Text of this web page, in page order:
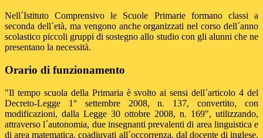
Nell´Istituto Comprensivo le Scuole Primarie formano classi a
seconda dell´età, ma vengono anche organizzati nel corso dell´anno
scolastico piccoli gruppi di sostegno allo studio con gli alunni che ne
presentano la necessità.
Orario di funzionamento
"Il tempo scuola della Primaria è svolto ai sensi dell´articolo 4 del
Decreto-Legge 1° settembre 2008, n. 137, convertito, con
modificazioni, dalla Legge 30 ottobre 2008, n. 169", utilizzando,
attraverso l´autonomia, due insegnanti prevalenti di area linguistica e
di area matematica, coadiuvati all´occorrenza, dal docente di inglese,